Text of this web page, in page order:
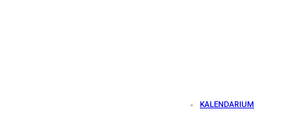
KALENDARIUM